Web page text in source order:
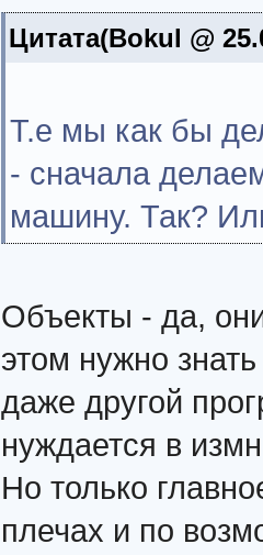
Цитата(Bokul @
Т.е мы как бы
- сначала
машину. Так?
Объекты - да,
этом нужно
даже другой
нуждается в
Но только
плечах и по